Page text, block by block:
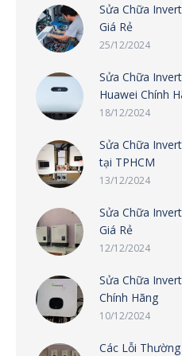
Sửa Chữa
Giá Rẻ
25/12/2024
Sửa Chữa
Huawei Chính
18/12/2024
Sửa Chữa
tại TPHCM
13/12/2024
Sửa Chữa
Giá Rẻ
12/12/2024
Sửa Chữa
Chính Hãng
10/12/2024
Các Lỗi